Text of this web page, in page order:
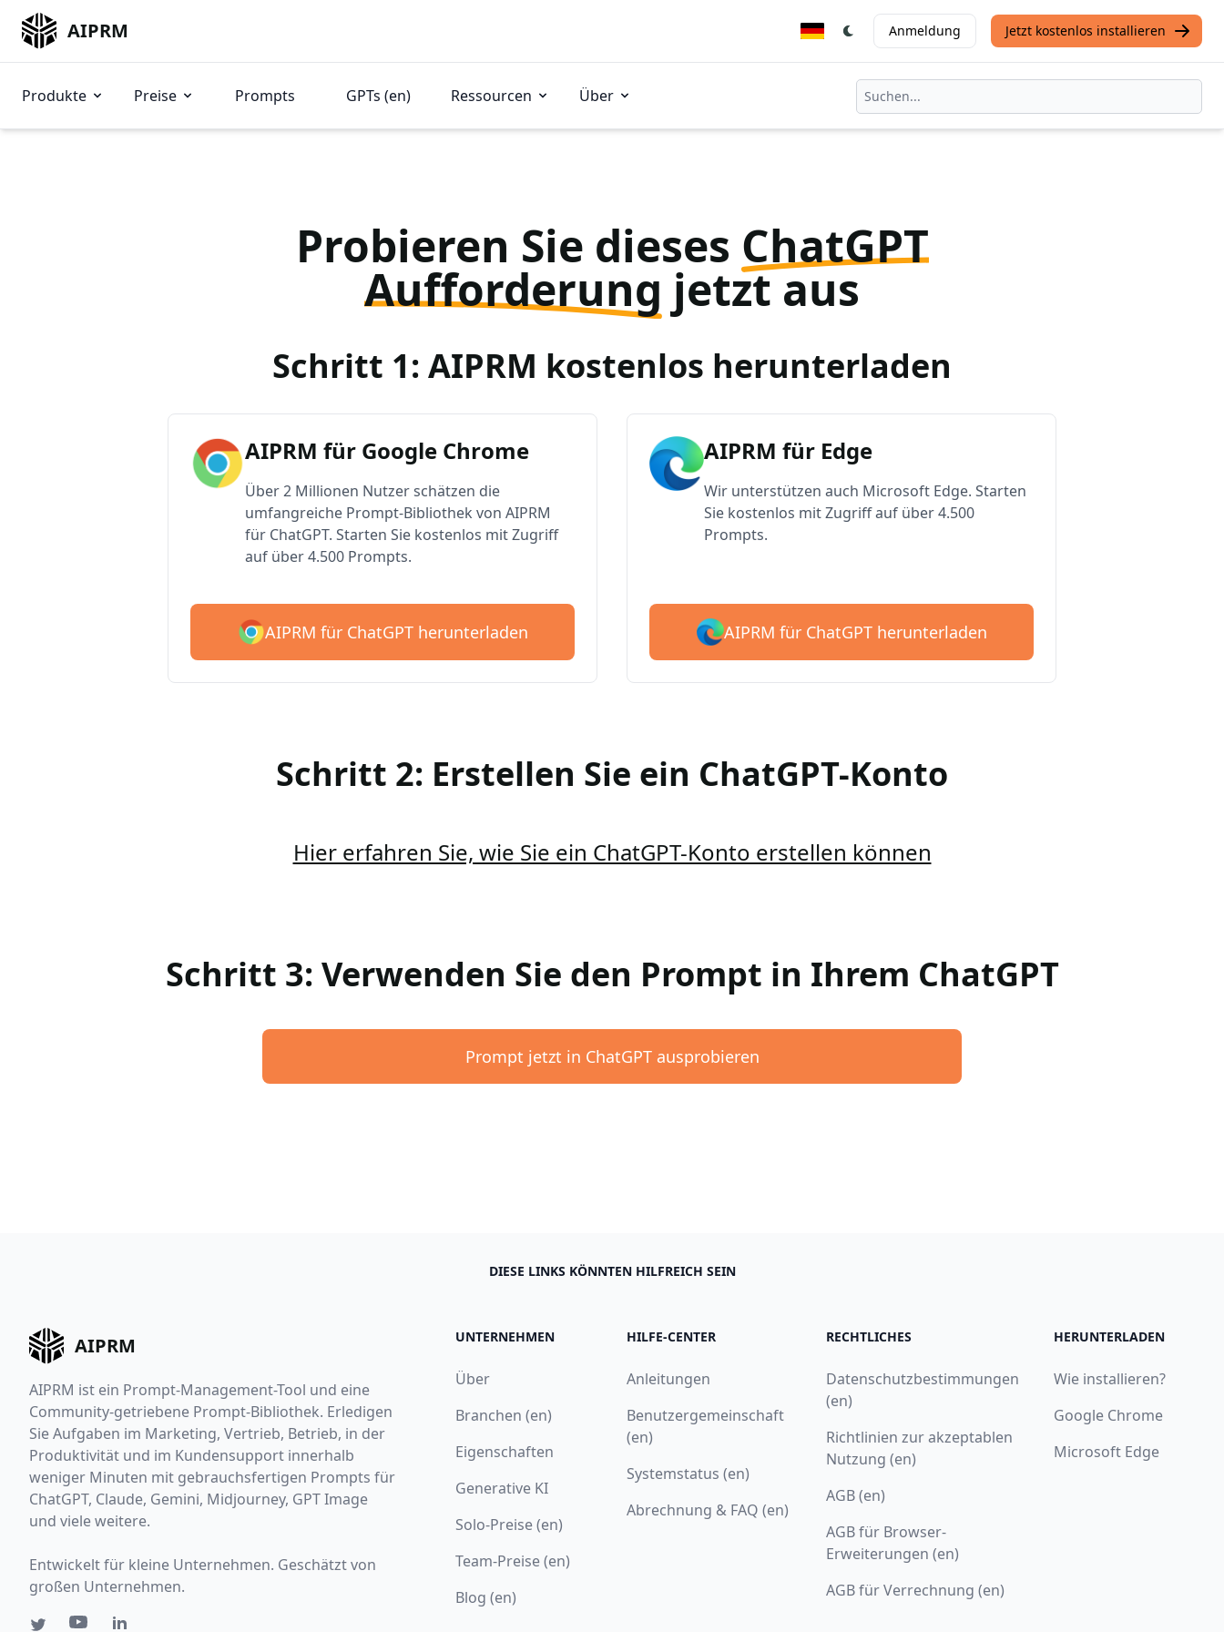
AIPRM Anmeldung Jetzt kostenlos installieren
Produkte Preise Prompts GPTs (en) Ressourcen Über
Probieren Sie dieses ChatGPT
Aufforderung jetzt aus
Schritt 1: AIPRM kostenlos herunterladen
AIPRM für Google Chrome
Über 2 Millionen Nutzer schätzen die
umfangreiche Prompt-Bibliothek von AIPRM
für ChatGPT. Starten Sie kostenlos mit Zugriff
auf über 4.500 Prompts.
AIPRM für ChatGPT herunterladen
AIPRM für Edge
Wir unterstützen auch Microsoft Edge. Starten
Sie kostenlos mit Zugriff auf über 4.500
Prompts.
AIPRM für ChatGPT herunterladen
Schritt 2: Erstellen Sie ein ChatGPT-Konto
Hier erfahren Sie, wie Sie ein ChatGPT-Konto erstellen können
Schritt 3: Verwenden Sie den Prompt in Ihrem ChatGPT
Prompt jetzt in ChatGPT ausprobieren
DIESE LINKS KÖNNTEN HILFREICH SEIN
AIPRM
AIPRM ist ein Prompt-Management-Tool und eine
Community-getriebene Prompt-Bibliothek. Erledigen
Sie Aufgaben im Marketing, Vertrieb, Betrieb, in der
Produktivität und im Kundensupport innerhalb
weniger Minuten mit gebrauchsfertigen Prompts für
ChatGPT, Claude, Gemini, Midjourney, GPT Image
und viele weitere.
Entwickelt für kleine Unternehmen. Geschätzt von
großen Unternehmen.
UNTERNEHMEN
Über
Branchen (en)
Eigenschaften
Generative KI
Solo-Preise (en)
Team-Preise (en)
Blog (en)
HILFE-CENTER
Anleitungen
Benutzergemeinschaft
(en)
Systemstatus (en)
Abrechnung & FAQ (en)
RECHTLICHES
Datenschutzbestimmungen
(en)
Richtlinien zur akzeptablen
Nutzung (en)
AGB (en)
AGB für Browser-
Erweiterungen (en)
AGB für Verrechnung (en)
HERUNTERLADEN
Wie installieren?
Google Chrome
Microsoft Edge